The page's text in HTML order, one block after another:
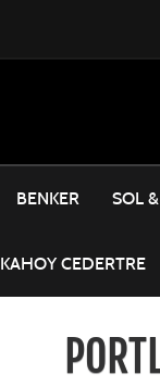
BENKER SOL
KAHOY CEDERTRE